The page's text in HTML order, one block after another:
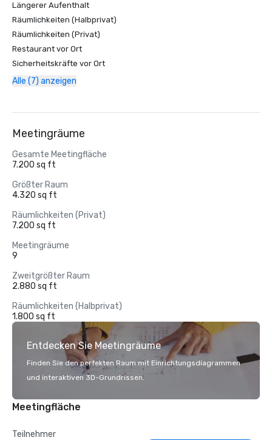
Längerer Aufenthalt
Räumlichkeiten (Halbprivat)
Räumlichkeiten (Privat)
Restaurant vor Ort
Sicherheitskräfte vor Ort
Alle (7) anzeigen
Meetingräume
Gesamte Meetingfläche
7.200 sq ft
Größter Raum
4.320 sq ft
Räumlichkeiten (Privat)
7.200 sq ft
Meetingräume
9
Zweitgrößter Raum
2.880 sq ft
Räumlichkeiten (Halbprivat)
1.800 sq ft
Entdecken Sie Meetingräume
Finden Sie den perfekten Raum mit Einrichtungsdiagrammen
und interaktiven 3D-Grundrissen.
Meetingfläche
Teilnehmer